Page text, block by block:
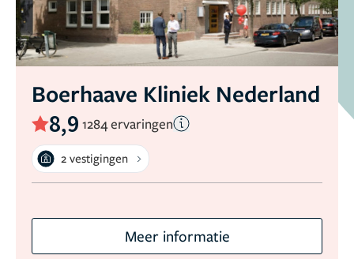
Boerhaave Kliniek Nederland
8,9 1284 ervaringen
2 vestigingen
Meer informatie